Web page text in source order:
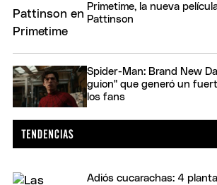
Primetime, la nueva
Pattinson
Spider-Man: Brand New
guion" que generó un
los fans
Adiós cucarachas: 4